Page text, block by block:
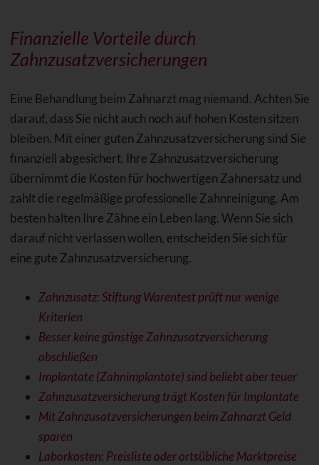
Finanzielle Vorteile durch
Zahnzusatzversicherungen
Eine Behandlung beim Zahnarzt mag niemand. Achten Sie
darauf, dass Sie nicht auch noch auf hohen Kosten sitzen
bleiben. Mit einer guten Zahnzusatzversicherung sind Sie
finanziell abgesichert. Ihre Zahnzusatzversicherung
übernimmt die Kosten für hochwertigen Zahnersatz und
zahlt die regelmäßige professionelle Zahnreinigung. Am
besten halten Ihre Zähne ein Leben lang. Wenn Sie sich
darauf nicht verlassen wollen, entscheiden Sie sich für
eine gute Zahnzusatzversicherung.
Zahnzusatz: Stiftung Warentest prüft nur wenige
Kriterien
Besser keine günstige Zahnzusatzversicherung
abschließen
Implantate (Zahnimplantate) sind beliebt aber teuer
Zahnzusatzversicherung trägt Kosten für Implantate
Mit Zahnzusatzversicherungen beim Zahnarzt Geld
sparen
Laborkosten: Preisliste oder ortsübliche Marktpreise